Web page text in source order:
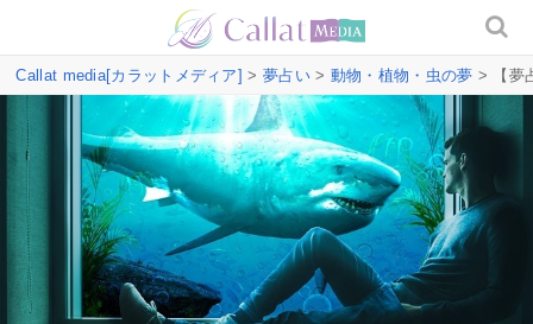
Callat media[カラットメディア] > 夢占い> 動物・植物・虫の夢 > 【夢